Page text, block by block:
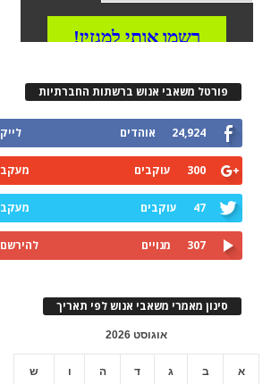
פורטל משאבי אנוש ברשתות החברתיות
24,924 אוהדים לייק
300 עוקבים מעקב
47 עוקבים מעקב
307 מנויים להירשם
סינון מאמרי משאבי אנוש לפי תאריך
אוגוסט 2026
א ב ג ד ה ו ש